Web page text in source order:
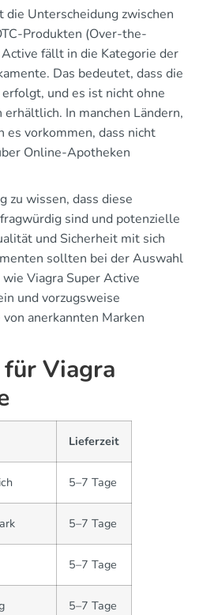
Unterscheidung zwischen
Produkten (Over-the-
fällt in die Kategorie der
Das bedeutet, dass die
und es ist nicht ohne
In manchen Ländern,
es vorkommen, dass nicht
Online-Apotheken
zu wissen, dass diese
sind und potenzielle
und Sicherheit mit sich
sollten bei der Auswahl
Viagra Super Active
und vorzugsweise
anerkannten Marken
Viagra
Lieferzeit
5–7 Tage
5–7 Tage
5–7 Tage
5–7 Tage